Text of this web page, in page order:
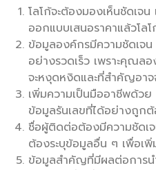
โลโก้จะต้องมองเห็นชัดเจ
ออกแบบเสนอราคาแล้วโล
ข้อมูลองค์กรมีความชัดเจ
อย่างรวดเร็ว เพราะคุณล
จะหงุดหงิดและที่สำคัญอา
เพิ่มความเป็นมืออาชีพด้วย
ข้อมูลรันเลขที่ได้อย่างถูก
ชื่อผู้ติดต่อต้องมีความชัดเ
ต้องระบุข้อมูลอื่น ๆ เพื่อเ
ข้อมูลสำคัญที่มีผลต่อการน